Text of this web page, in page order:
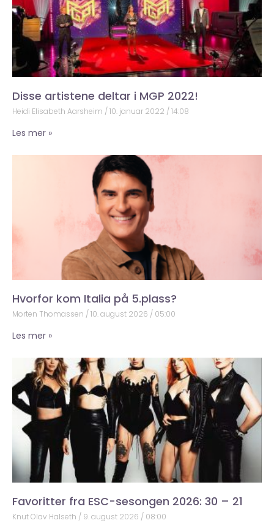
Disse artistene deltar i MGP 2022!
Heidi Elisabeth Aarsheim 10. januar 2022 14:08
Les mer »
Hvorfor kom Italia på 5.plass?
Morten Thomassen 10. august 2026 05:00
Les mer »
Favoritter fra ESC-sesongen 2026: 30 – 21
Knut Olav Halseth 9. august 2026 08:00